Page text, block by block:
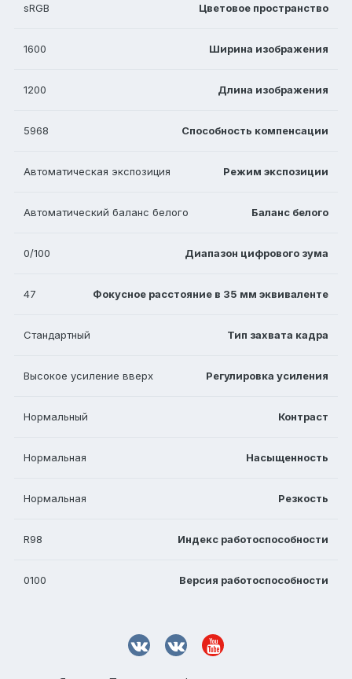
Цветовое пространство
sRGB
Ширина изображения
1600
Длина изображения
1200
Способность компенсации
5968
Режим экспозиции
Автоматическая экспозиция
Баланс белого
Автоматический баланс белого
Диапазон цифрового зума
0/100
Фокусное расстояние в 35 мм эквиваленте
47
Тип захвата кадра
Стандартный
Регулировка усиления
Высокое усиление вверх
Контраст
Нормальный
Насыщенность
Нормальная
Резкость
Нормальная
Индекс работоспособности
R98
Версия работоспособности
0100